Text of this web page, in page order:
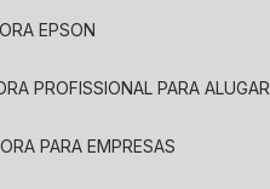
EPSON
PROFISSIONAL PARA ALUGAR
PARA EMPRESAS